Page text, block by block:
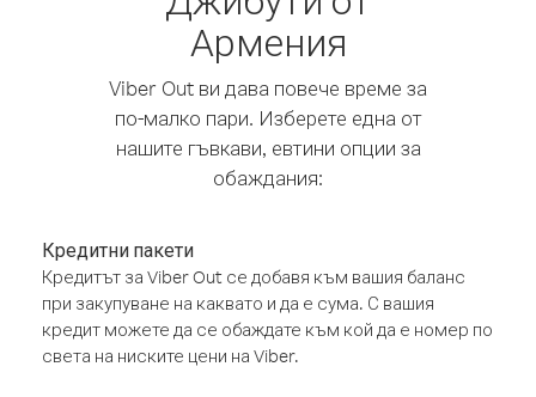
Армения
Viber Out ви дава повече време за
по-малко пари. Изберете една от
нашите гъвкави, евтини опции за
обаждания:
Кредитни пакети
Кредитът за Viber Out се добавя към вашия баланс
при закупуване на каквато и да е сума. С вашия
кредит можете да се обаждате към кой да е номер по
света на ниските цени на Viber.